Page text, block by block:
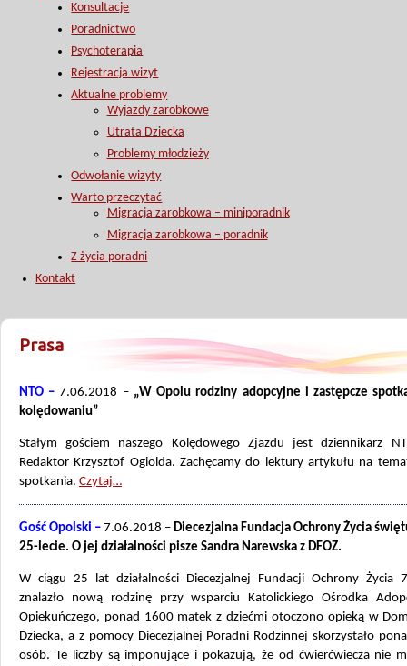
Konsultacje
Poradnictwo
Psychoterapia
Rejestracja wizyt
Aktualne problemy
Wyjazdy zarobkowe
Utrata Dziecka
Problemy młodzieży
Odwołanie wizyty
Warto przeczytać
Migracja zarobkowa – miniporadnik
Migracja zarobkowa – poradnik
Z życia poradni
Kontakt
Prasa
NTO –7.06.2018 – „W Opolu rodziny adopcyjne i zastępcze
kolędowaniu”
Stałym gościem naszego Kolędowego Zjazdu jest dziennikarz
Redaktor Krzysztof Ogiolda. Zachęcamy do lektury artykułu na
spotkania. Czytaj…
Gość Opolski – 7.06.2018 – Diecezjalna Fundacja Ochrony Życia
25-lecie. O jej działalności pisze Sandra Narewska z DFOZ.
W ciągu 25 lat działalności Diecezjalnej Fundacji Ochrony Życia
znalazło nową rodzinę przy wsparciu Katolickiego Ośrodka
Opiekuńczego, ponad 1600 matek z dziećmi otoczono opieką w
Dziecka, a z pomocy Diecezjalnej Poradni Rodzinnej skorzystało
osób. Te liczby są imponujące i pokazują, że od ćwierćwiecza nie